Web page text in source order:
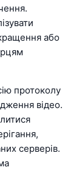
або
протоколу
відео.
серверів.